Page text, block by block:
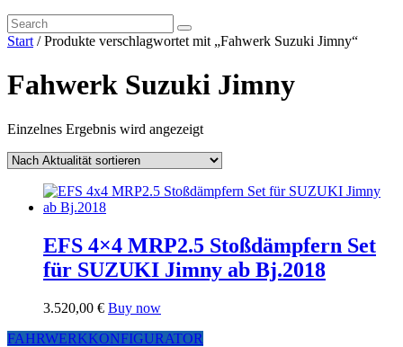
Start / Produkte verschlagwortet mit „Fahwerk Suzuki Jimny“
Fahwerk Suzuki Jimny
Einzelnes Ergebnis wird angezeigt
EFS 4×4 MRP2.5 Stoßdämpfern Set
für SUZUKI Jimny ab Bj.2018
3.520,00 € Buy now
FAHRWERKKONFIGURATOR